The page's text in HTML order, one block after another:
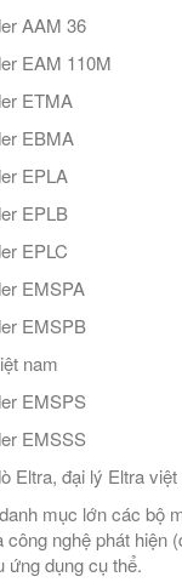
AAM 36
EAM 110M
ETMA
EBMA
EPLA
EPLB
EPLC
EMSPA
EMSPB
nam
EMSPS
EMSSS
Eltra, đại lý Eltra
mục lớn các bộ
nghệ phát hiện
ứng dụng cụ thể.